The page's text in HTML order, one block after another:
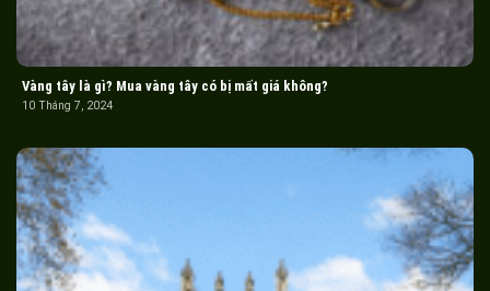
Vàng tây là gì? Mua vàng tây có bị mất giá không?
10 Tháng 7, 2024